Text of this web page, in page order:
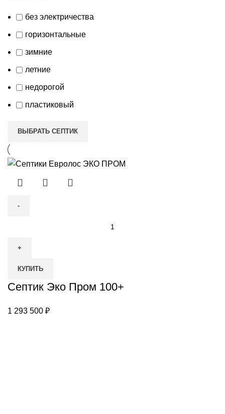
без электричества
горизонтальные
зимние
летние
недорогой
пластиковый
ВЫБРАТЬ СЕПТИК
Септик
Пром
100+
КУПИТЬ
Септик Эко Пром 100+
1 293 500 ₽